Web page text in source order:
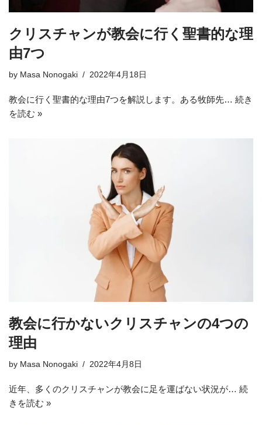
クリスチャンが教会に行く聖書的な理
由7つ
by Masa Nonogaki 2022年4月18日
教会に行く聖書的な理由7つを解説します。ある牧師先… 続き
を読む »
教会に行かないクリスチャンの4つの
理由
by Masa Nonogaki 2022年4月8日
近年、多くのクリスチャンが教会に足を運ばない状況が… 続
きを読む »